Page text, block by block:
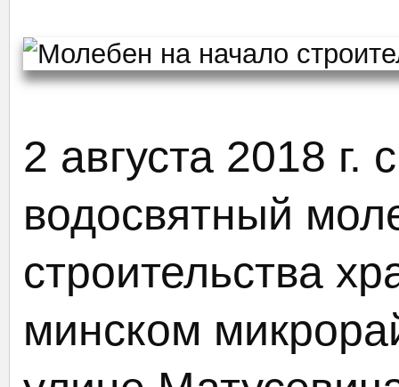
2 августа 2018 г.
водосвятный
строительства
минском